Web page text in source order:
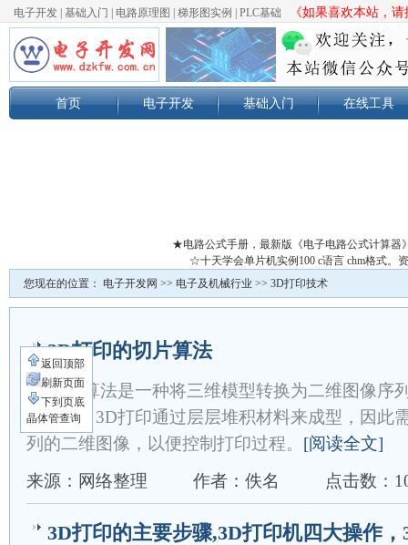
电子开发 基础入门 电路原理图 梯形图实例 PLC基础 《如果喜欢本站，
首页 电子开发 基础入门 在线工具
★电路公式手册，最新版《电子电路公式计算器
☆十天学会单片机实例100 c语言 chm格式。
您现在的位置： 电子开发网 >> 电子及机械行业 >> 3D打印技术
3D打印的切片算法
切片算法‌是一种将三维模型转换为二维图像序
过程中。3D打印通过层层堆积材料来成型，因此
列的二维图像，以便控制打印过程。 [阅读全文]
来源：网络整理
作者：佚名 点击数：
‌3D打印的主要步骤,3D打印机四大操作
返回顶部
刷新页面
下到页底
晶体管查询